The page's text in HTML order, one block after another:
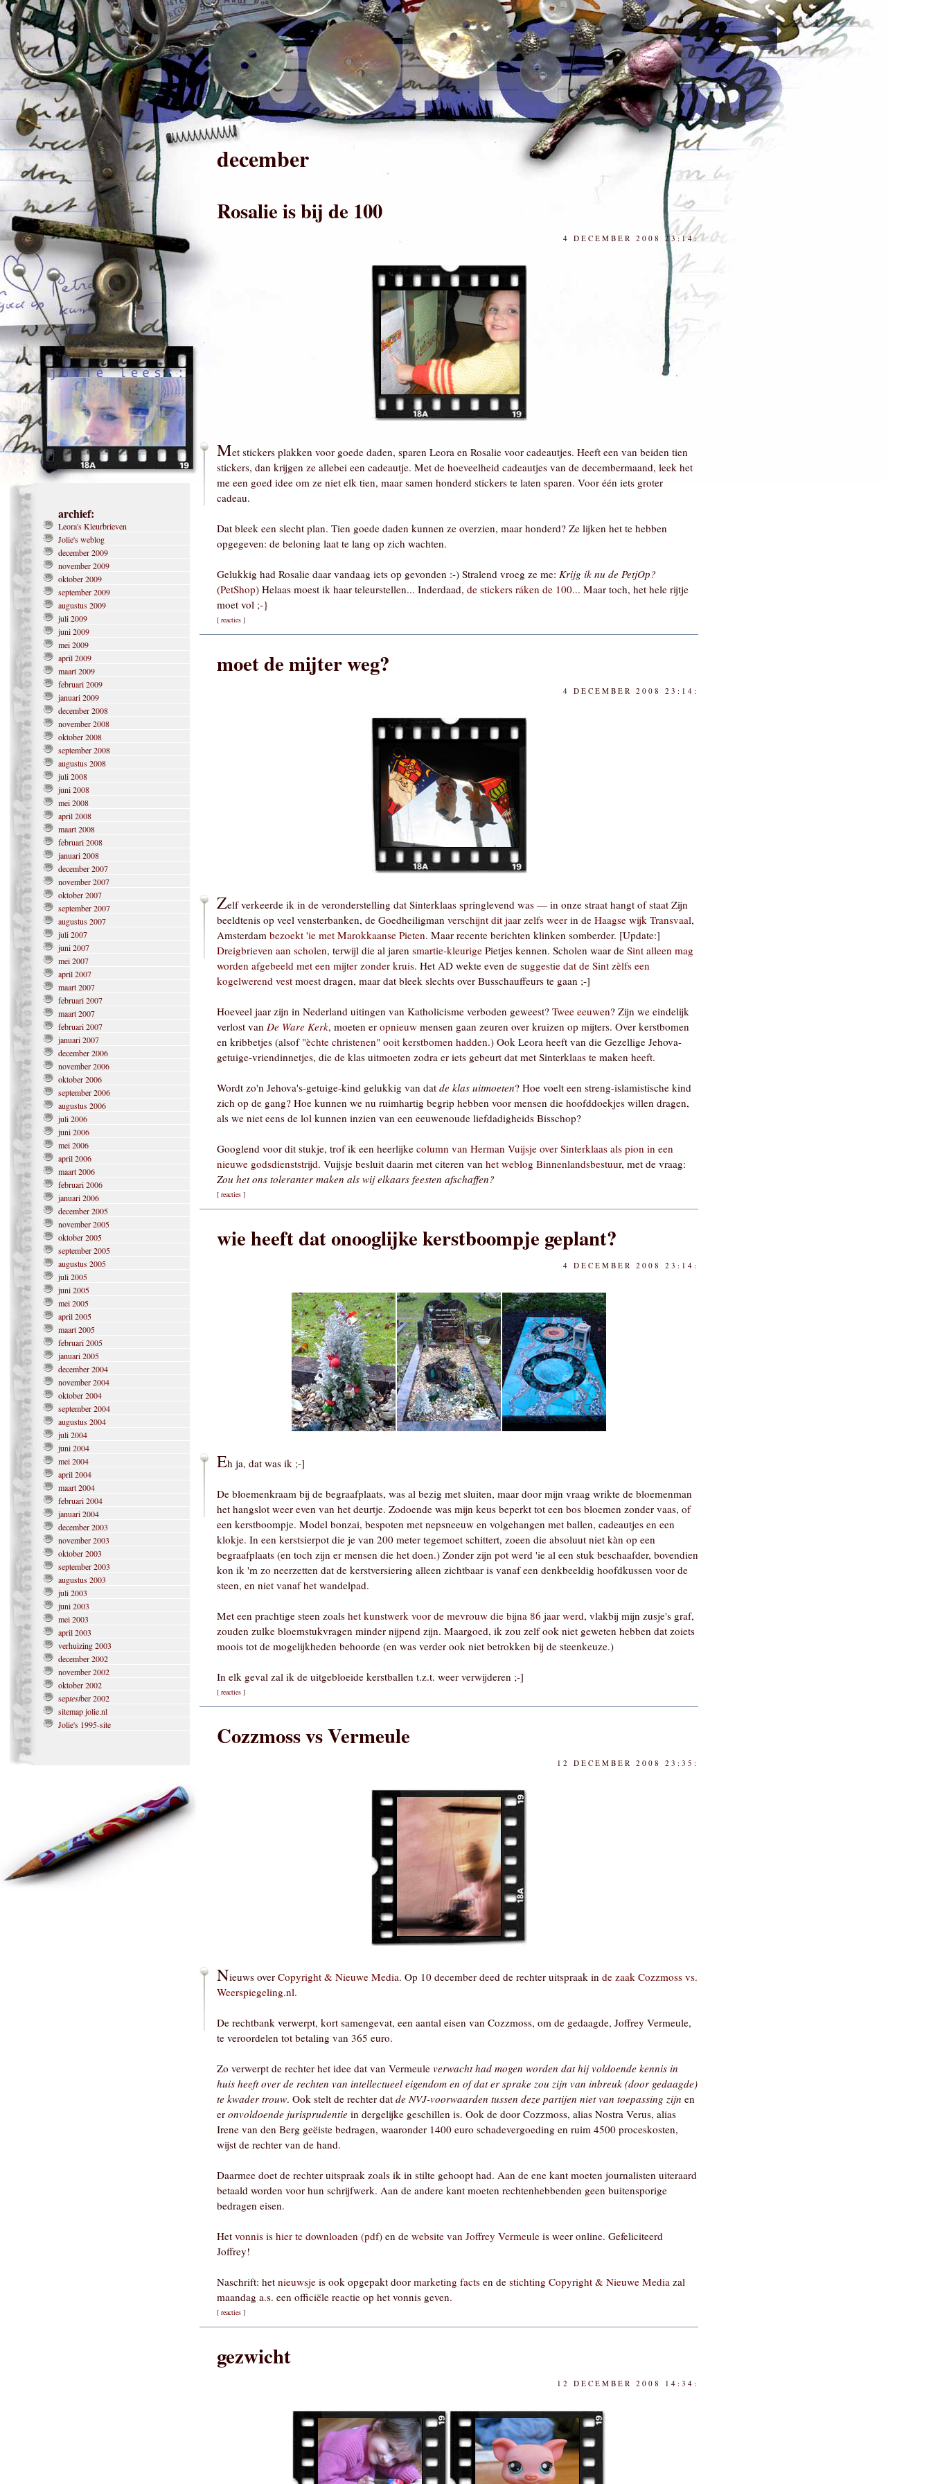
archief:
Leora's Kleurbrieven
Jolie's weblog
december 2009
november 2009
oktober 2009
september 2009
augustus 2009
juli 2009
juni 2009
mei 2009
april 2009
maart 2009
februari 2009
januari 2009
december 2008
november 2008
oktober 2008
september 2008
augustus 2008
juli 2008
juni 2008
mei 2008
april 2008
maart 2008
februari 2008
januari 2008
december 2007
november 2007
oktober 2007
september 2007
augustus 2007
juli 2007
juni 2007
mei 2007
april 2007
maart 2007
februari 2007
maart 2007
februari 2007
januari 2007
december 2006
november 2006
oktober 2006
september 2006
augustus 2006
juli 2006
juni 2006
mei 2006
april 2006
maart 2006
februari 2006
januari 2006
december 2005
november 2005
oktober 2005
september 2005
augustus 2005
juli 2005
juni 2005
mei 2005
april 2005
maart 2005
februari 2005
januari 2005
december 2004
november 2004
oktober 2004
september 2004
augustus 2004
juli 2004
juni 2004
mei 2004
april 2004
maart 2004
februari 2004
januari 2004
december 2003
november 2003
oktober 2003
september 2003
augustus 2003
juli 2003
juni 2003
mei 2003
april 2003
verhuizing 2003
december 2002
november 2002
oktober 2002
septestber 2002
sitemap jolie.nl
Jolie's 1995-site
december
Rosalie is bij de 100
4 DECEMBER 2008 23:14:
Met stickers plakken voor goede daden, sparen Leora en Rosalie voor cadeautjes. Heeft een van beiden tien
stickers, dan krijgen ze allebei een cadeautje. Met de hoeveelheid cadeautjes van de decembermaand, leek het
me een goed idee om ze niet elk tien, maar samen honderd stickers te laten sparen. Voor één iets groter
cadeau.
Dat bleek een slecht plan. Tien goede daden kunnen ze overzien, maar honderd? Ze lijken het te hebben
opgegeven: de beloning laat te lang op zich wachten.
Gelukkig had Rosalie daar vandaag iets op gevonden :-) Stralend vroeg ze me: Krijg ik nu de PetjOp?
(PetShop) Helaas moest ik haar teleurstellen... Inderdaad, de stickers ráken de 100... Maar toch, het hele rijtje
moet vol ;-}
[ reacties ]
moet de mijter weg?
4 DECEMBER 2008 23:14:
Zelf verkeerde ik in de veronderstelling dat Sinterklaas springlevend was — in onze straat hangt of staat Zijn
beeldtenis op veel vensterbanken, de Goedheiligman verschijnt dit jaar zelfs weer in de Haagse wijk Transvaal,
Amsterdam bezoekt 'ie met Marokkaanse Pieten. Maar recente berichten klinken somberder. [Update:]
Dreigbrieven aan scholen, terwijl die al jaren smartie-kleurige Pietjes kennen. Scholen waar de Sint alleen mag
worden afgebeeld met een mijter zonder kruis. Het AD wekte even de suggestie dat de Sint zèlfs een
kogelwerend vest moest dragen, maar dat bleek slechts over Busschauffeurs te gaan ;-]
Hoeveel jaar zijn in Nederland uitingen van Katholicisme verboden geweest? Twee eeuwen? Zijn we eindelijk
verlost van De Ware Kerk, moeten er opnieuw mensen gaan zeuren over kruizen op mijters. Over kerstbomen
en kribbetjes (alsof "èchte christenen" ooit kerstbomen hadden.) Ook Leora heeft van die Gezellige Jehova-
getuige-vriendinnetjes, die de klas uitmoeten zodra er iets gebeurt dat met Sinterklaas te maken heeft.
Wordt zo'n Jehova's-getuige-kind gelukkig van dat de klas uitmoeten? Hoe voelt een streng-islamistische kind
zich op de gang? Hoe kunnen we nu ruimhartig begrip hebben voor mensen die hoofddoekjes willen dragen,
als we niet eens de lol kunnen inzien van een eeuwenoude liefdadigheids Bisschop?
Googlend voor dit stukje, trof ik een heerlijke column van Herman Vuijsje over Sinterklaas als pion in een
nieuwe godsdienststrijd. Vuijsje besluit daarin met citeren van het weblog Binnenlandsbestuur, met de vraag:
Zou het ons toleranter maken als wij elkaars feesten afschaffen?
[ reacties ]
wie heeft dat onooglijke kerstboompje geplant?
4 DECEMBER 2008 23:14:
Eh ja, dat was ik ;-]
De bloemenkraam bij de begraafplaats, was al bezig met sluiten, maar door mijn vraag wrikte de bloemenman
het hangslot weer even van het deurtje. Zodoende was mijn keus beperkt tot een bos bloemen zonder vaas, of
een kerstboompje. Model bonzai, bespoten met nepsneeuw en volgehangen met ballen, cadeautjes en een
klokje. In een kerstsierpot die je van 200 meter tegemoet schittert, zoeen die absoluut niet kàn op een
begraafplaats (en toch zijn er mensen die het doen.) Zonder zijn pot werd 'ie al een stuk beschaafder, bovendien
kon ik 'm zo neerzetten dat de kerstversiering alleen zichtbaar is vanaf een denkbeeldig hoofdkussen voor de
steen, en niet vanaf het wandelpad.
Met een prachtige steen zoals het kunstwerk voor de mevrouw die bijna 86 jaar werd, vlakbij mijn zusje's graf,
zouden zulke bloemstukvragen minder nijpend zijn. Maargoed, ik zou zelf ook niet geweten hebben dat zoiets
moois tot de mogelijkheden behoorde (en was verder ook niet betrokken bij de steenkeuze.)
In elk geval zal ik de uitgebloeide kerstballen t.z.t. weer verwijderen ;-]
[ reacties ]
Cozzmoss vs Vermeule
12 DECEMBER 2008 23:35:
Nieuws over Copyright & Nieuwe Media. Op 10 december deed de rechter uitspraak in de zaak Cozzmoss vs.
Weerspiegeling.nl.
De rechtbank verwerpt, kort samengevat, een aantal eisen van Cozzmoss, om de gedaagde, Joffrey Vermeule,
te veroordelen tot betaling van 365 euro.
Zo verwerpt de rechter het idee dat van Vermeule verwacht had mogen worden dat hij voldoende kennis in
huis heeft over de rechten van intellectueel eigendom en of dat er sprake zou zijn van inbreuk (door gedaagde)
te kwader trouw. Ook stelt de rechter dat de NVJ-voorwaarden tussen deze partijen niet van toepassing zijn en
er onvoldoende jurisprudentie in dergelijke geschillen is. Ook de door Cozzmoss, alias Nostra Verus, alias
Irene van den Berg geëiste bedragen, waaronder 1400 euro schadevergoeding en ruim 4500 proceskosten,
wijst de rechter van de hand.
Daarmee doet de rechter uitspraak zoals ik in stilte gehoopt had. Aan de ene kant moeten journalisten uiteraard
betaald worden voor hun schrijfwerk. Aan de andere kant moeten rechtenhebbenden geen buitensporige
bedragen eisen.
Het vonnis is hier te downloaden (pdf) en de website van Joffrey Vermeule is weer online. Gefeliciteerd
Joffrey!
Naschrift: het nieuwsje is ook opgepakt door marketing facts en de stichting Copyright & Nieuwe Media zal
maandag a.s. een officiële reactie op het vonnis geven.
[ reacties ]
gezwicht
12 DECEMBER 2008 14:34: